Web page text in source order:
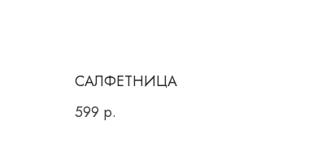
САЛФЕТНИЦА
599 р.